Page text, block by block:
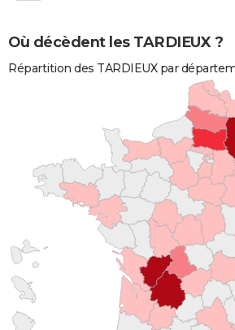
Où décèdent les TARDIEUX ?
Répartition des TARDIEUX par